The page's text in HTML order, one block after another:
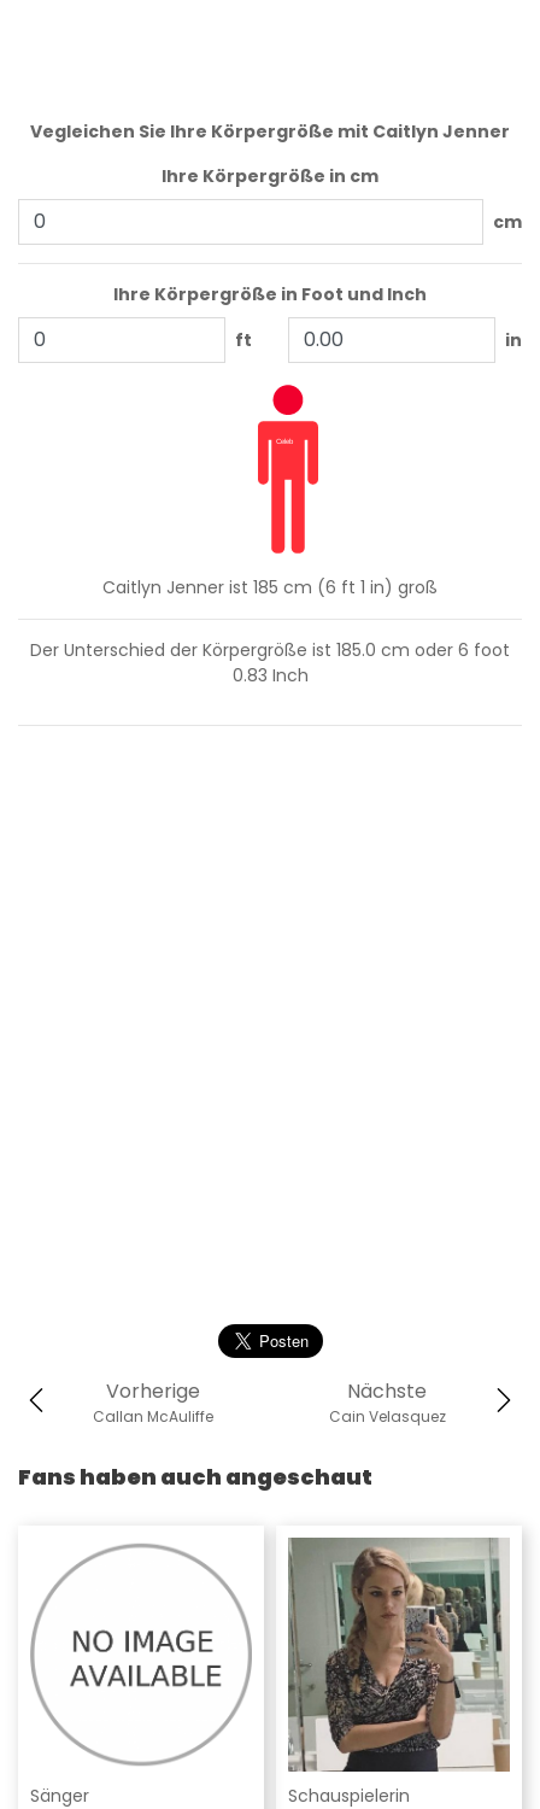
Vegleichen Sie Ihre Körpergröße mit Caitlyn Jenner
Ihre Körpergröße in cm
cm
Ihre Körpergröße in Foot und Inch
ft
in
Caitlyn Jenner ist 185 cm (6 ft 1 in) groß
Der Unterschied der Körpergröße ist 185.0 cm oder 6 foot
0.83 Inch
Nächste
Cain Velasquez
Vorherige
Callan McAuliffe
Fans haben auch angeschaut
Sänger Schauspielerin